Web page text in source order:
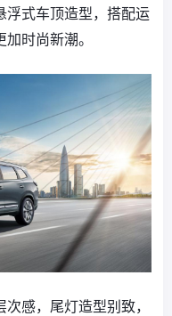
浮式车顶造型，搭配运
时尚新潮。
感，尾灯造型别致，